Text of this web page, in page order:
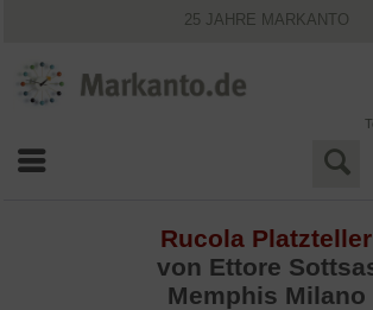
25 JAHRE MARKANTO
VIELFÄLTIGE
Rucola Platzteller
von Ettore
Memphis Milano